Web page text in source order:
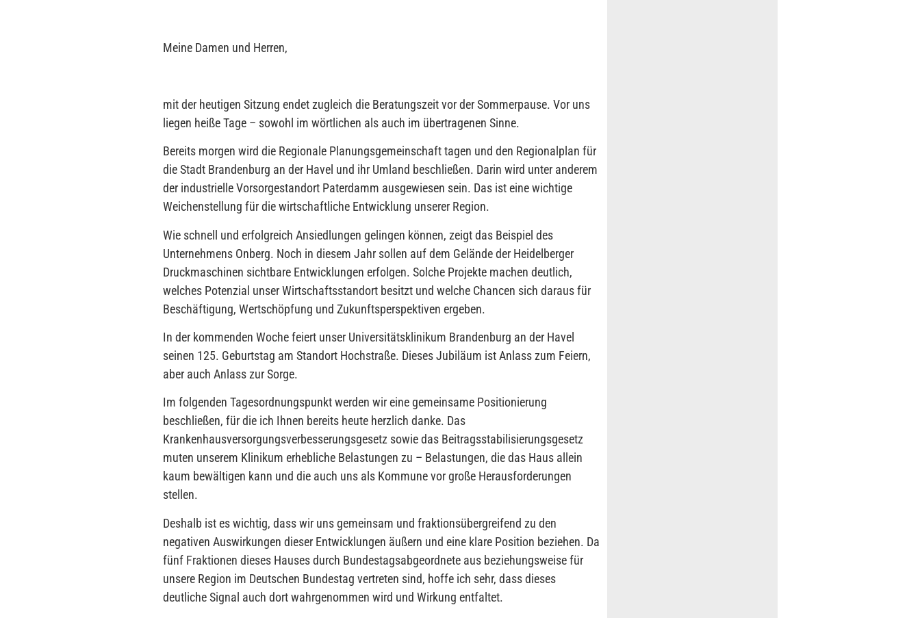
Meine Damen und Herren,
mit der heutigen Sitzung endet zugleich die Beratungszeit vor der Sommerpause. Vor uns
liegen heiße Tage – sowohl im wörtlichen als auch im übertragenen Sinne.
Bereits morgen wird die Regionale Planungsgemeinschaft tagen und den Regionalplan für
die Stadt Brandenburg an der Havel und ihr Umland beschließen. Darin wird unter anderem
der industrielle Vorsorgestandort Paterdamm ausgewiesen sein. Das ist eine wichtige
Weichenstellung für die wirtschaftliche Entwicklung unserer Region.
Wie schnell und erfolgreich Ansiedlungen gelingen können, zeigt das Beispiel des
Unternehmens Onberg. Noch in diesem Jahr sollen auf dem Gelände der Heidelberger
Druckmaschinen sichtbare Entwicklungen erfolgen. Solche Projekte machen deutlich,
welches Potenzial unser Wirtschaftsstandort besitzt und welche Chancen sich daraus für
Beschäftigung, Wertschöpfung und Zukunftsperspektiven ergeben.
In der kommenden Woche feiert unser Universitätsklinikum Brandenburg an der Havel
seinen 125. Geburtstag am Standort Hochstraße. Dieses Jubiläum ist Anlass zum Feiern,
aber auch Anlass zur Sorge.
Im folgenden Tagesordnungspunkt werden wir eine gemeinsame Positionierung
beschließen, für die ich Ihnen bereits heute herzlich danke. Das
Krankenhausversorgungsverbesserungsgesetz sowie das Beitragsstabilisierungsgesetz
muten unserem Klinikum erhebliche Belastungen zu – Belastungen, die das Haus allein
kaum bewältigen kann und die auch uns als Kommune vor große Herausforderungen
stellen.
Deshalb ist es wichtig, dass wir uns gemeinsam und fraktionsübergreifend zu den
negativen Auswirkungen dieser Entwicklungen äußern und eine klare Position beziehen. Da
fünf Fraktionen dieses Hauses durch Bundestagsabgeordnete aus beziehungsweise für
unsere Region im Deutschen Bundestag vertreten sind, hoffe ich sehr, dass dieses
deutliche Signal auch dort wahrgenommen wird und Wirkung entfaltet.